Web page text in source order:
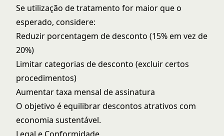
Se utilização de tratamento for maior que o
esperado, considere:
Reduzir porcentagem de desconto (15% em vez de
20%)
Limitar categorias de desconto (excluir certos
procedimentos)
Aumentar taxa mensal de assinatura
O objetivo é equilibrar descontos atrativos com
economia sustentável.